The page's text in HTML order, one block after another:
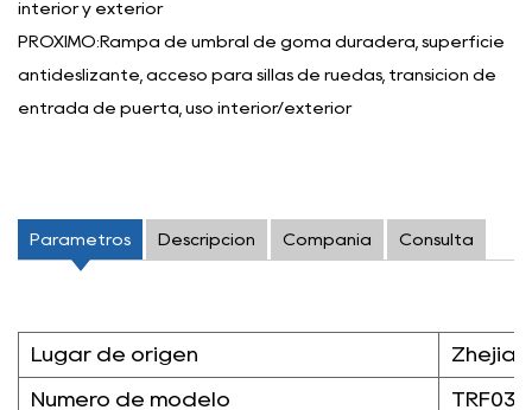
interior y exterior
PRÓXIMO:Rampa de umbral de goma duradera, superficie
antideslizante, acceso para sillas de ruedas, transición de
entrada de puerta, uso interior/exterior
Parámetros Descripción Compañía Consulta
Lugar de origen
Número de modelo TRF03